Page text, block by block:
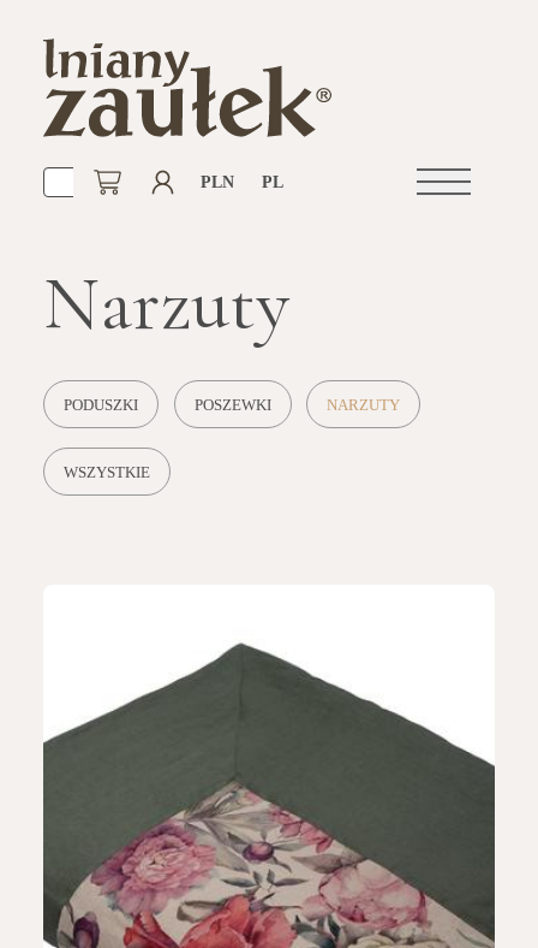
Otwórz
PLN PL
Narzuty
PODUSZKI POSZEWKI NARZUTY
WSZYSTKIE